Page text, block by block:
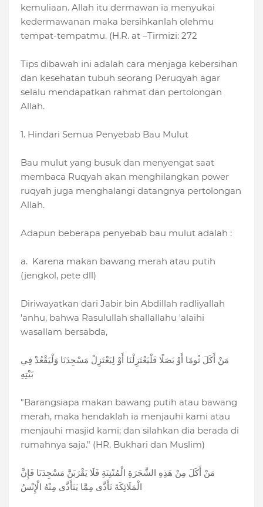
kemuliaan. Allah itu dermawan ia menyukai
kedermawanan maka bersihkanlah olehmu
tempat-tempatmu. (H.R. at –Tirmizi: 272
Tips dibawah ini adalah cara menjaga kebersihan
dan kesehatan tubuh seorang Peruqyah agar
selalu mendapatkan rahmat dan pertolongan
Allah.
1. Hindari Semua Penyebab Bau Mulut
Bau mulut yang busuk dan menyengat saat
membaca Ruqyah akan menghilangkan power
ruqyah juga menghalangi datangnya pertolongan
Allah.
Adapun beberapa penyebab bau mulut adalah :
a. Karena makan bawang merah atau putih
(jengkol, pete dll)
Diriwayatkan dari Jabir bin Abdillah radliyallah
'anhu, bahwa Rasulullah shallallahu 'alaihi
wasallam bersabda,
مَنْ أَكَلَ ثُومًا أَوْ بَصَلًا فَلْيَعْتَزِلْنَا أَوْ لِيَعْتَزِلْ مَسْجِدَنَا وَلْيَقْعُدْ فِي
بَيْتِهِ
"Barangsiapa makan bawang putih atau bawang
merah, maka hendaklah ia menjauhi kami atau
menjauhi masjid kami; dan silahkan dia berada di
rumahnya saja." (HR. Bukhari dan Muslim)
مَنْ أَكَلَ مِنْ هَذِهِ الشَّجَرَةِ الْمُنْتِنَةِ فَلَا يَقْرَبَنَّ مَسْجِدَنَا فَإِنَّ
الْمَلَائِكَةَ تَأَذَّى مِمَّا يَتَأَذَّى مِنْهُ الْإِنْسُ